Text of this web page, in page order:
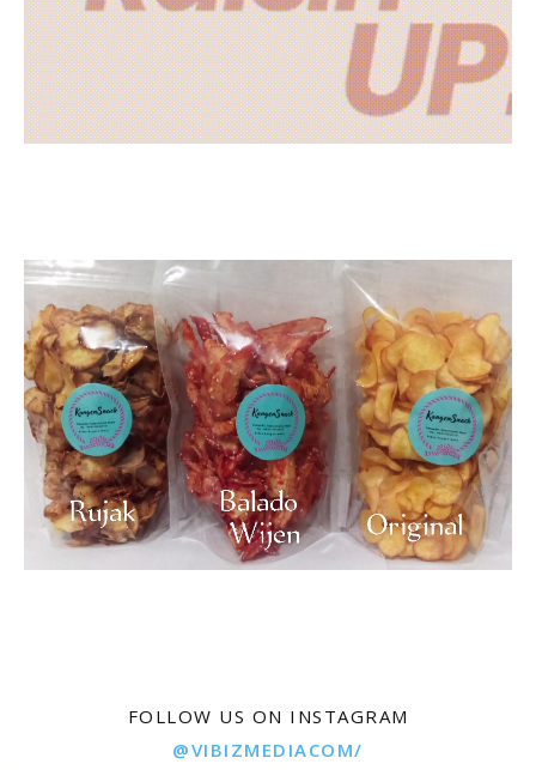
FOLLOW US ON INSTAGRAM
@VIBIZMEDIACOM/